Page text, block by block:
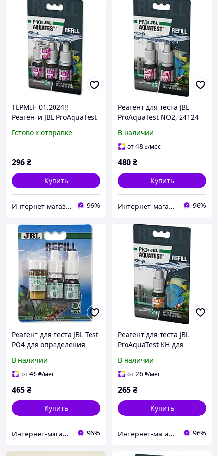
ТЕРМІН 01.2024!!
Реагенти JBL ProAquaTest
кальцію в морському
Готово к отправке
296₴
Купить
Интернет магазин "HELMON" 96%
Реагент для теста JBL
ProAquaTest NO2, 24124
концентрации нитритов,
50 измерений
В наличии
от48₴/мес
480₴
Купить
Интернет-магазин Danio 96%
Реагент для теста JBL Test
PO4 для определения
в воде на 50 измерений
В наличии
от46₴/мес
465₴
Купить
Интернет-магазин Danio 96%
Реагент для теста JBL
ProAquaTest KH для
карбонатной жесткости в
воде
В наличии
от26₴/мес
265₴
Купить
Интернет-магазин Danio 96%